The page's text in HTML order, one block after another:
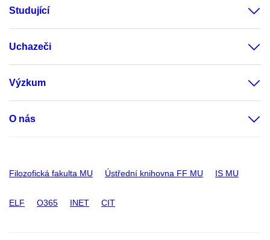
Studující
Uchazeči
Výzkum
O nás
Filozofická fakulta MU Ústřední knihovna FF MU IS MU
ELF O365 INET CIT